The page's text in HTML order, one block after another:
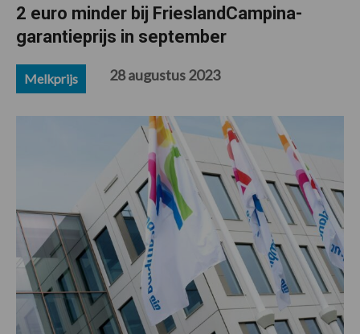
2 euro minder bij FrieslandCampina-
garantieprijs in september
Melkprijs 28 augustus 2023